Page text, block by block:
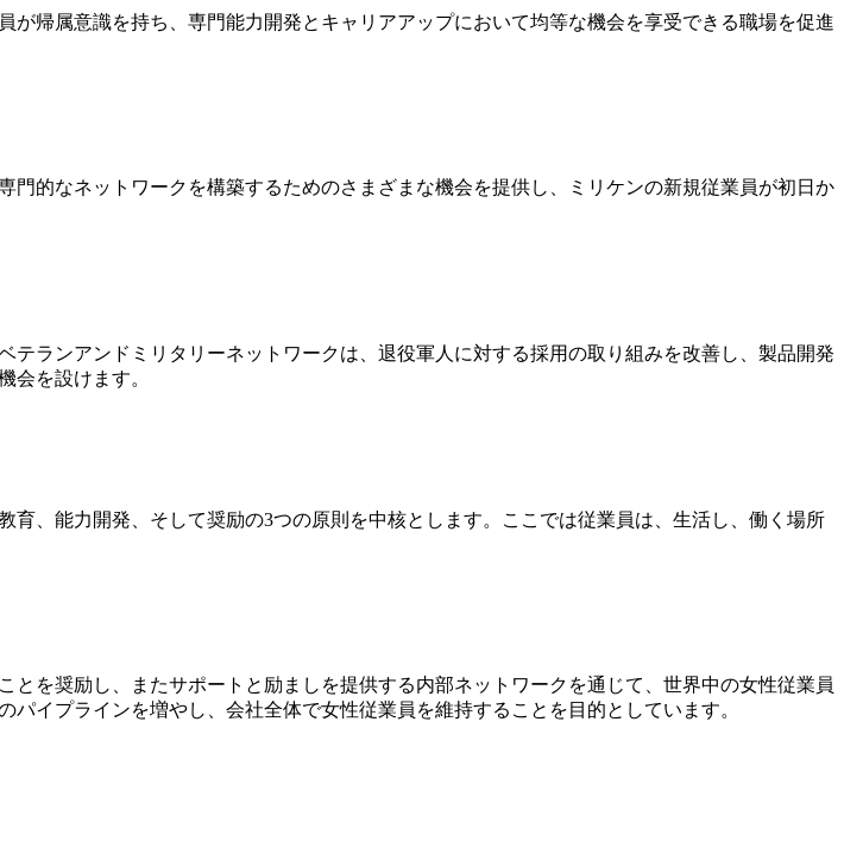
帰属意識を持ち、専門能力開発とキャリアアップにおいて均等な機会を享受できる職場を促進
的なネットワークを構築するためのさまざまな機会を提供し、ミリケンの新規従業員が初日か
ランアンドミリタリーネットワークは、退役軍人に対する採用の取り組みを改善し、製品開発
会を設けます。
、能力開発、そして奨励の3つの原則を中核とします。ここでは従業員は、生活し、働く場所
を奨励し、またサポートと励ましを提供する内部ネットワークを通じて、世界中の女性従業員
イプラインを増やし、会社全体で女性従業員を維持することを目的としています。